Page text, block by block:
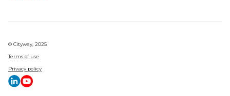
© Cityway, 2025
Terms of use
Privacy policy